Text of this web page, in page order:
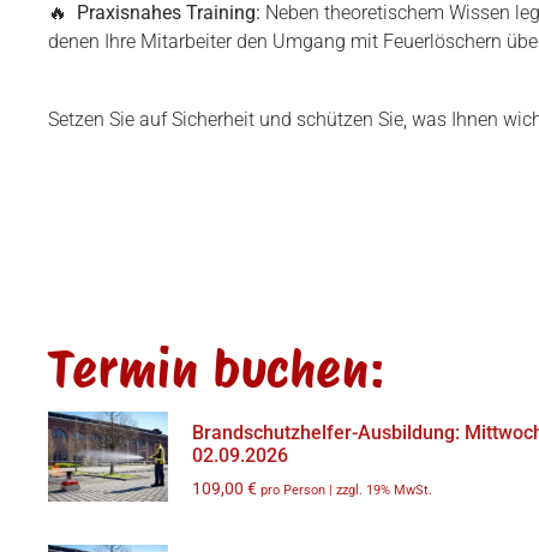
Praxisnahes Training: Neben theoretischem Wissen
denen Ihre Mitarbeiter den Umgang mit Feuerlöschern
Setzen Sie auf Sicherheit und schützen Sie, was Ihnen
Termin buchen:
Brandschutzhelfer-Ausbildung:
02.09.2026
109,00 € pro Person | zzgl. 19% MwSt.